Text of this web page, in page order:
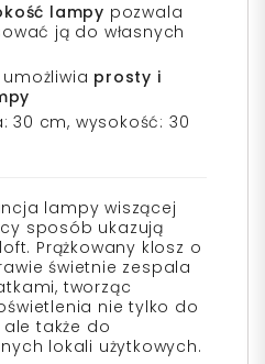
lampy pozwala
ją do własnych
prosty i
30 cm, wysokość: 30
lampy wiszącej
sposób ukazują
Prążkowany klosz o
świetnie zespala
tworząc
nie tylko do
także do
lokali użytkowych.